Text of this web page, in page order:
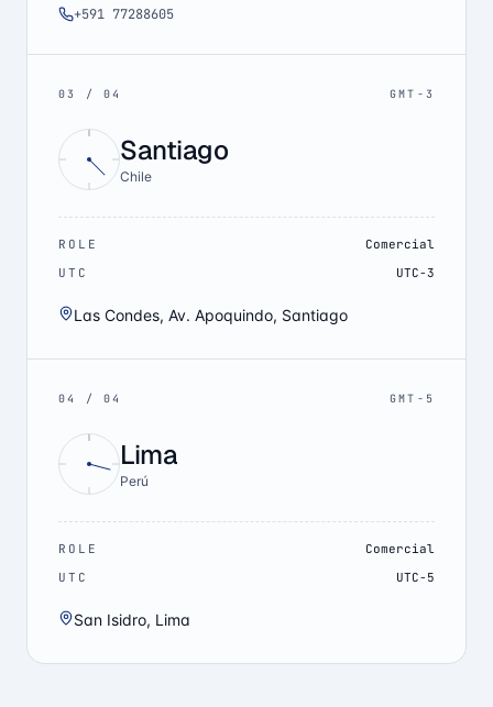
+591 77288605
03 /04 GMT-3
Santiago
Chile
ROLE
Comercial
UTC
UTC-3
Las Condes, Av. Apoquindo, Santiago
04 /04 GMT-5
Lima
Perú
ROLE
Comercial
UTC
UTC-5
San Isidro, Lima